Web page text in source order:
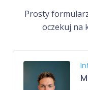
Prosty
oczekuj na